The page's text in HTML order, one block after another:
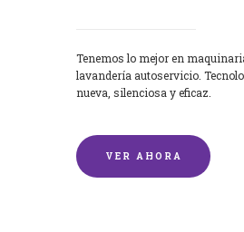
Tenemos lo mejor en
lavandería autoservicio.
nueva, silenciosa y eficaz.
VER AHORA